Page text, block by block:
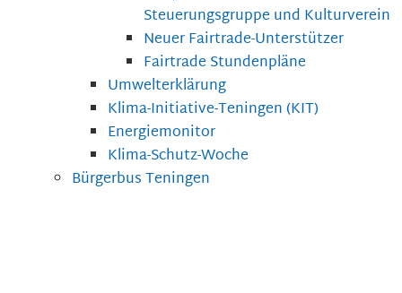
Steuerungsgruppe und Kulturverein
Neuer Fairtrade-Unterstützer
Fairtrade Stundenpläne
Umwelterklärung
Klima-Initiative-Teningen (KIT)
Energiemonitor
Klima-Schutz-Woche
Bürgerbus Teningen